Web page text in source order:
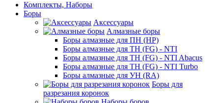
Комплекты, Наборы
Боры
Аксессуары
Алмазные боры
Боры алмазные для ПН (HP)
Боры алмазные для ТН (FG) - NTI
Боры алмазные для ТН (FG) - NTI Abacus
Боры алмазные для ТН (FG) - NTI Turbo
Боры алмазные для УН (RA)
Боры для
разрезания коронок